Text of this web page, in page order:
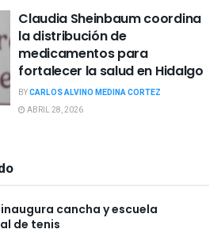
Claudia Sheinbaum coordina
la distribución de
medicamentos para
fortalecer la salud en Hidalgo
BYCARLOS ALVINO MEDINA CORTEZ
ABRIL 28, 2026
cancha y escuela
de tenis